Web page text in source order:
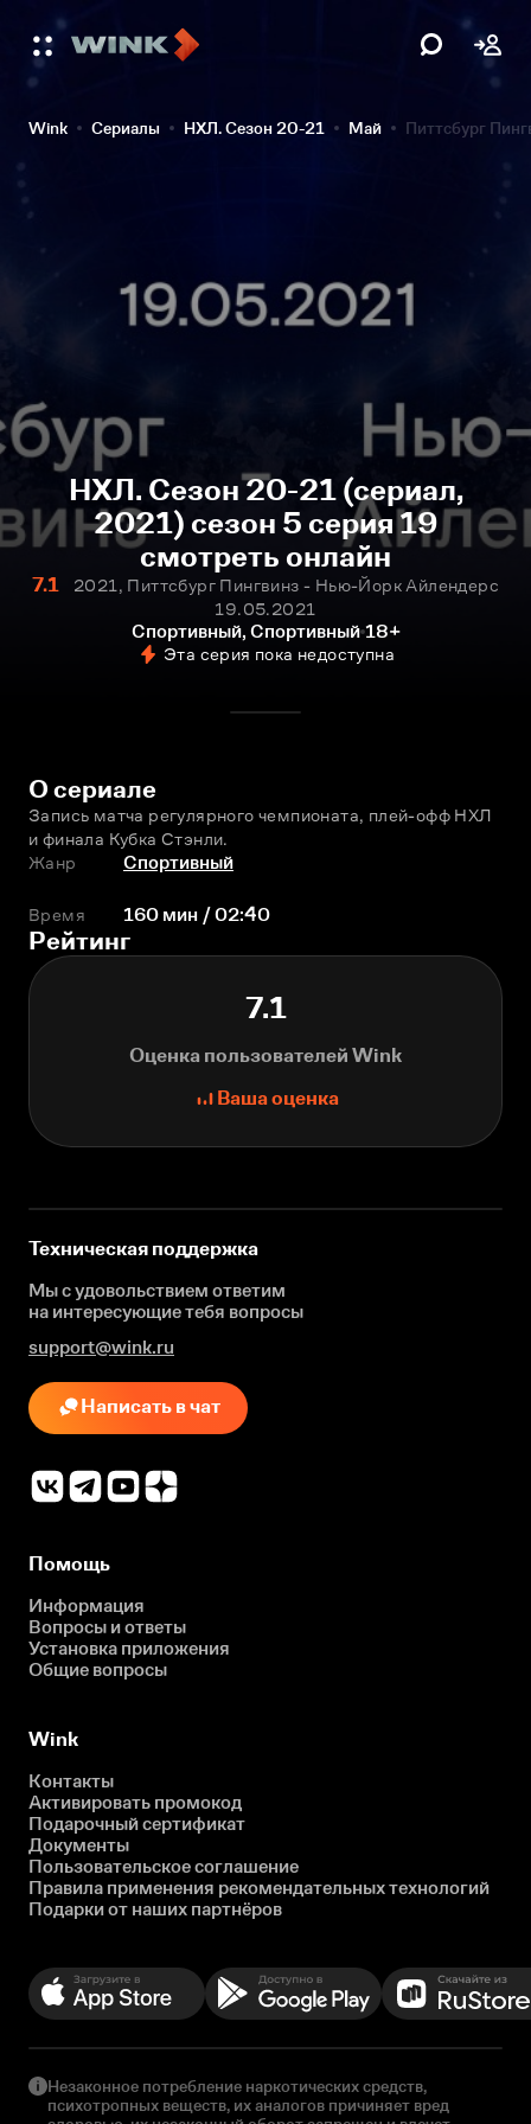
Wink Сериалы НХЛ. Сезон 20-21 Май Питтсбург
НХЛ. Сезон 20-21 (сериал,
2021) сезон 5 серия 19
смотреть онлайн
7.1
2021, Питтсбург Пингвинз - Нью-Йорк Айлендерс
19.05.2021
Спортивный, Спортивный 18+
Эта серия пока недоступна
О сериале
Запись матча регулярного чемпионата, плей-офф НХЛ
и финала Кубка Стэнли.
Жанр
Спортивный
Время 160 мин / 02:40
Рейтинг
7.1
Оценка пользователей Wink
Ваша оценка
Техническая поддержка
Мы с удовольствием ответим
на интересующиетебя вопросы
support@wink.ru
Написать в чат
Помощь
Информация
Вопросы и ответы
Установка приложения
Общие вопросы
Wink
Контакты
Активировать промокод
Подарочный сертификат
Документы
Пользовательское соглашение
Правила применения рекомендательных технологий
Подарки от наших партнёров
Незаконное потребление наркотических средств,
психотропных веществ, их аналогов причиняет вред